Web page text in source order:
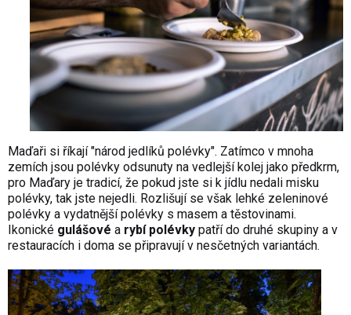
Maďaři si říkají "národ jedlíků polévky". Zatímco v mnoha
zemích jsou polévky odsunuty na vedlejší kolej jako předkrm,
pro Maďary je tradicí, že pokud jste si k jídlu nedali misku
polévky, tak jste nejedli. Rozlišují se však lehké zeleninové
polévky a vydatnější polévky s masem a těstovinami.
Ikonické gulášové a rybí polévky patří do druhé skupiny a v
restauracích i doma se připravují v nesčetných variantách.